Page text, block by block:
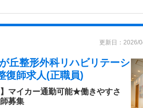
更新日：2026/
丘整形外科リハビリテーシ
復師求人(正職員)
マイカー通勤可能★働きやすさ
募集